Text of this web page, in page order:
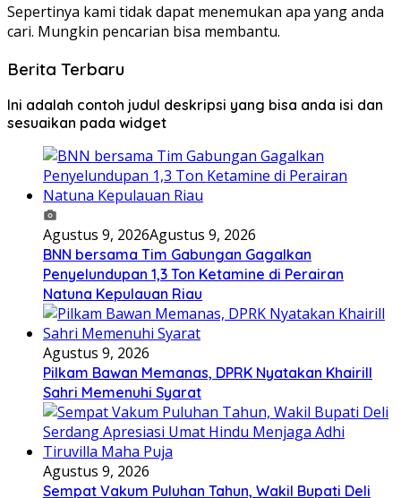
Sepertinya kami tidak dapat menemukan apa yang anda
cari. Mungkin pencarian bisa membantu.
Berita Terbaru
Ini adalah contoh judul deskripsi yang bisa anda isi dan
sesuaikan pada widget
Agustus 9, 2026Agustus 9, 2026
BNN bersama Tim Gabungan Gagalkan
Penyelundupan 1,3 Ton Ketamine di Perairan
Natuna Kepulauan Riau
Agustus 9, 2026
Pilkam Bawan Memanas, DPRK Nyatakan Khairill
Sahri Memenuhi Syarat
Agustus 9, 2026
Sempat Vakum Puluhan Tahun, Wakil Bupati Deli